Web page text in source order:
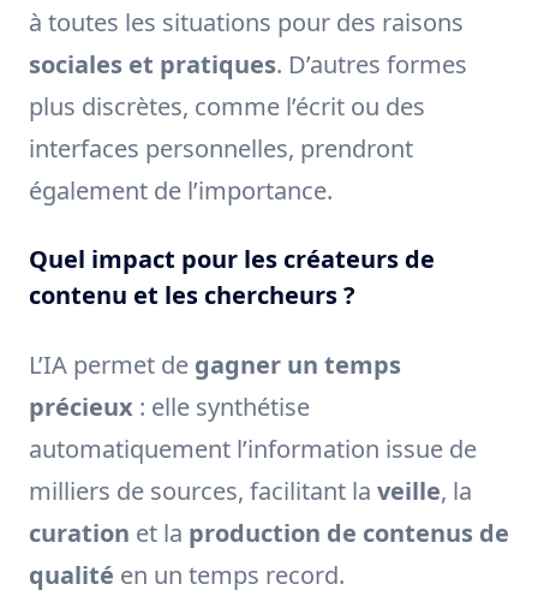
à toutes les situations pour des raisons
sociales et pratiques. D’autres formes
plus discrètes, comme l’écrit ou des
interfaces personnelles, prendront
également de l’importance.
Quel impact pour les créateurs de
contenu et les chercheurs ?
L’IA permet de gagner un temps
précieux : elle synthétise
automatiquement l’information issue de
milliers de sources, facilitant la veille, la
curation et la production de contenus de
qualité en un temps record.